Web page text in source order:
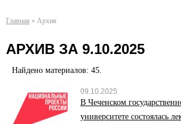
Главная » Архив
АРХИВ ЗА 9.10.2025
Найдено материалов: 45.
09.10.2025
В Чеченском
университете состоялась